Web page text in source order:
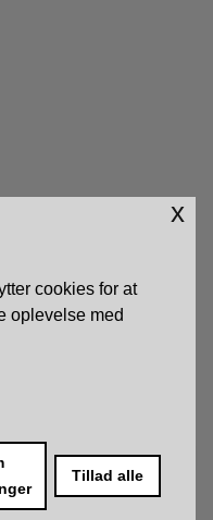
cookies for at
oplevelse med
Tillad alle
x